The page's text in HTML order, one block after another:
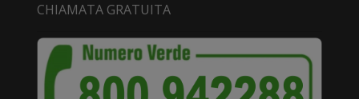
CHIAMATA GRATUITA